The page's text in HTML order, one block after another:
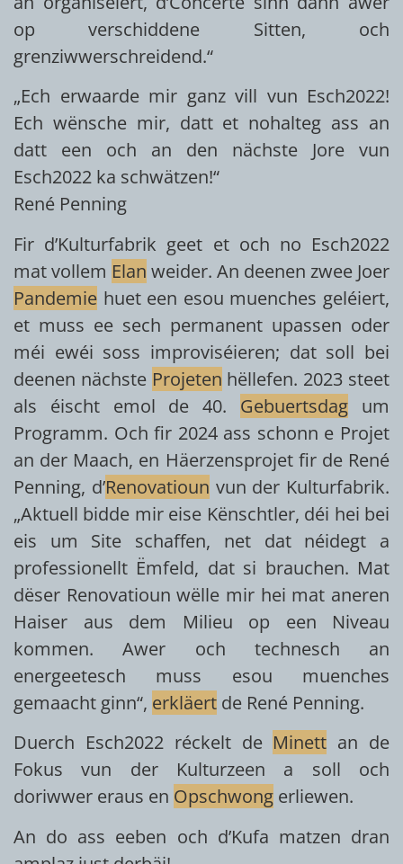
op verschiddene Sitten, och
grenziwwerschreidend.“
„Ech erwaarde mir ganz vill vun Esch2022!
Ech wënsche mir, datt et nohalteg ass an
datt een och an den nächste Jore vun
Esch2022 ka schwätzen!“
René Penning
Fir d’Kulturfabrik geet et och no Esch2022
mat vollem Elan weider. An deenen zwee Joer
Pandemie huet een esou muenches geléiert,
et muss ee sech permanent upassen oder
méi ewéi soss improviséieren; dat soll bei
deenen nächste Projeten hëllefen. 2023 steet
als éischt emol de 40. Gebuertsdag um
Programm. Och fir 2024 ass schonn e Projet
an der Maach, en Häerzensprojet fir de René
Penning, d’Renovatioun vun der Kulturfabrik.
„Aktuell bidde mir eise Kënschtler, déi hei bei
eis um Site schaffen, net dat néidegt a
professionellt Ëmfeld, dat si brauchen. Mat
dëser Renovatioun wëlle mir hei mat aneren
Haiser aus dem Milieu op een Niveau
kommen. Awer och technesch an
energeetesch muss esou muenches
gemaacht ginn“, erkläert de René Penning.
Duerch Esch2022 réckelt de Minett an de
Fokus vun der Kulturzeen a soll och
doriwwer eraus en Opschwong erliewen.
An do ass eeben och d’Kufa matzen dran